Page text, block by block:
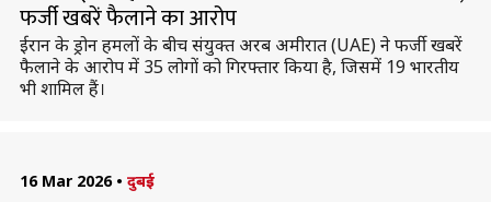
फर्जी खबरें फैलाने का आरोप
ईरान के ड्रोन हमलों के बीच संयुक्त अरब अमीरात (UAE) ने फर्जी खबरें
फैलाने के आरोप में 35 लोगों को गिरफ्तार किया है, जिसमें 19 भारतीय
भी शामिल हैं।
16 Mar 2026 • दुबई